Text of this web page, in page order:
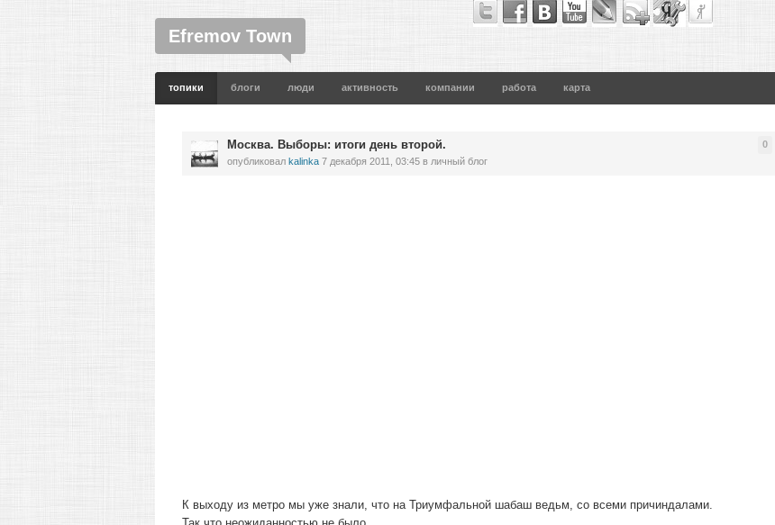
Efremov Town
топики блоги люди активность компании работа карта
Москва. Выборы: итоги день второй.
опубликовал kalinka 7 декабря 2011, 03:45 в личный блог
0
К выходу из метро мы уже знали, что на Триумфальной шабаш ведьм, со всеми причиндалами.